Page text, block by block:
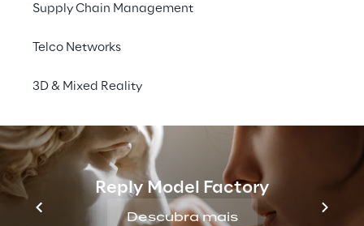
Supply Chain Management
Telco Networks
3D & Mixed Reality
Reply Model Factory
Descubra mais
da nuvem e baseada em
software na indústria de
Os avanços rápidos nos data centers e as
tecnologias baseadas em nuvem
colocaram todo o ecossistema da
operadora em movimento. Por meio da